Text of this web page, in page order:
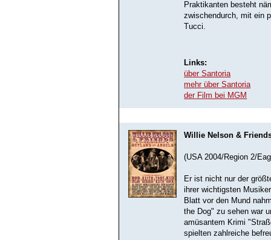
Praktikanten besteht
zwischendurch, mit ein
Tucci.
Links:
über Santoria
mehr über Santoria
der Film bei MGM
Willie Nelson &
(USA 2004/Region 2/
Er ist nicht nur der
ihrer wichtigsten
Blatt vor den Mund
the Dog" zu sehen war
amüsantem Krimi
spielten zahlreiche